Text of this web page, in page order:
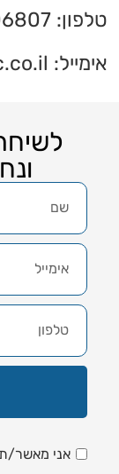
טלפון: 050-6806807
אימייל:
אני מאשר/